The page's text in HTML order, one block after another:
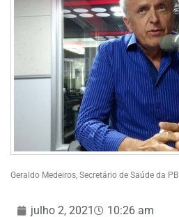
Geraldo Medeiros, Secretário de Saúde da PB
julho 2, 2021
10:26 am